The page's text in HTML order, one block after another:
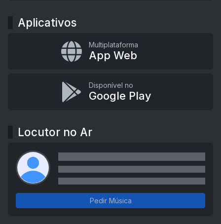
Aplicativos
Multiplataforma
App Web
Disponível no
Google Play
Locutor no Ar
Pedir Música